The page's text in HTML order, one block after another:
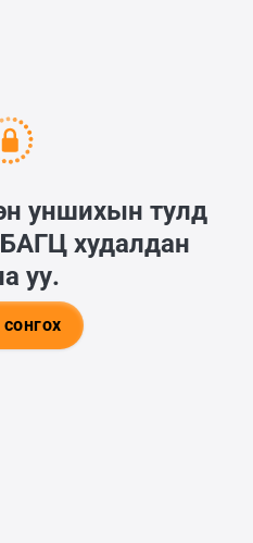
уншихын тулд
БАГЦ худалдан
уу.